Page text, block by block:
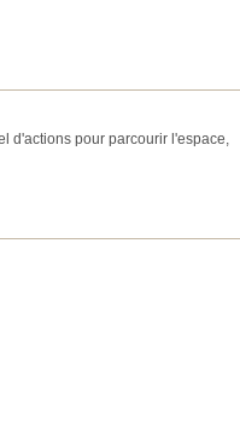
d'actions pour parcourir l'espace,